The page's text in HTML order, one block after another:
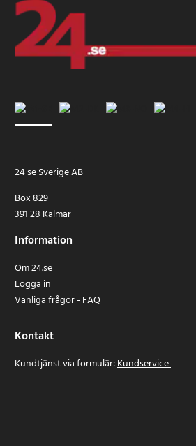
24 se Sverige AB
Box 829
391 28 Kalmar
Information
Om 24.se
Logga in
Vanliga frågor - FAQ
Kontakt
Kundtjänst via formulär:Kundservice